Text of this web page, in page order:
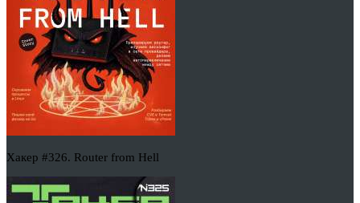
Хакер #326. Router from Hell